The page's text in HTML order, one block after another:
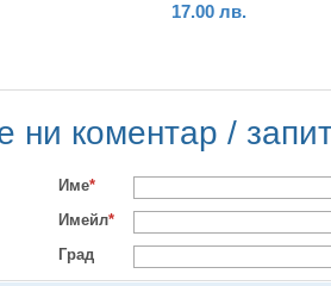
17.00 лв.
ни коментар /
Име*
Имейл*
Град